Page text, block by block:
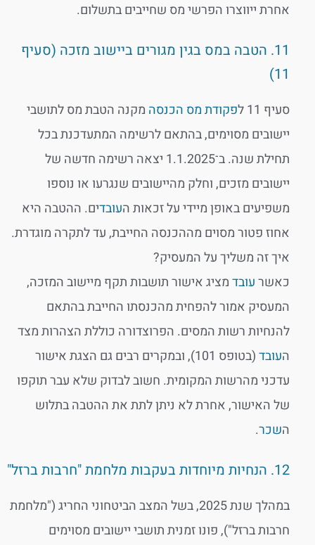
אחרת ייווצרו הפרשי מס שחייבים בתשלום.
11. הטבה במס בגין מגורים ביישוב מזכה (סעיף
11)
סעיף 11 ל פקודת מס הכנסהמקנה הטבת מס לתושבי
יישובים מסוימים, בהתאם לרשימה המתעדכנת בכל
תחילת שנה. ב־1.1.2025 יצאה רשימה חדשה של
יישובים מזכים, וחלק מהיישובים שנגרעו או נוספו
משפיעים באופן מיידי על זכאות העובדים. ההטבה היא
אחוז פטור מסוים מההכנסה החייבת, עד לתקרה מוגדרת.
איך זה משליך על המעסיק?
כאשרעובדמציג אישור תושבות תקף מיישוב המזכה,
המעסיק אמור להפחית מהכנסתו החייבת בהתאם
להנחיות רשות המסים. הפרוצדורה כוללת הצהרות מצד
העובד
(בטופס 101), ובמקרים רבים גם הצגת אישור
עדכני מהרשות המקומית. חשוב לבדוק שלא עבר תוקפו
של האישור, אחרת לא ניתן לתת את ההטבה בתלוש
השכר.
12. הנחיות מיוחדות בעקבות מלחמת "חרבות ברזל"
במהלך שנת 2025, בשל המצב הביטחוני החריג ("מלחמת
חרבות ברזל"), פונו זמנית תושבי יישובים מסוימים